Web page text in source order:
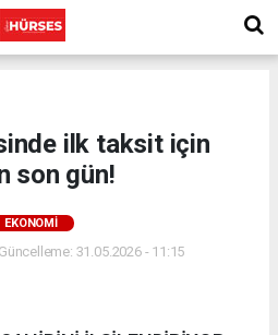
ilk taksit için
son gün!
EKONOMİ
31.05.2026 - 11:15